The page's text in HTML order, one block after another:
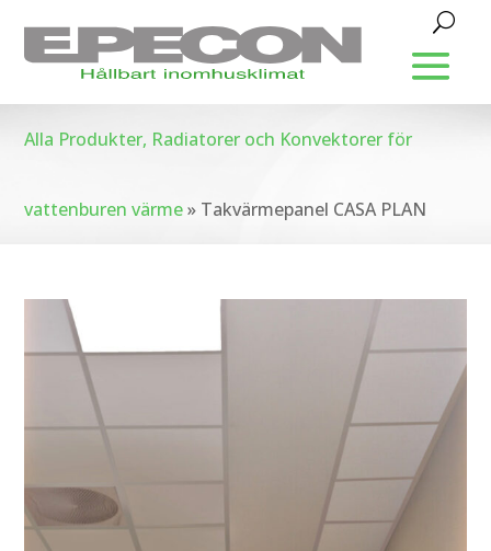
Alla Produkter, Radiatorer och Konvektorer för
vattenburen värme» Takvärmepanel CASA PLAN